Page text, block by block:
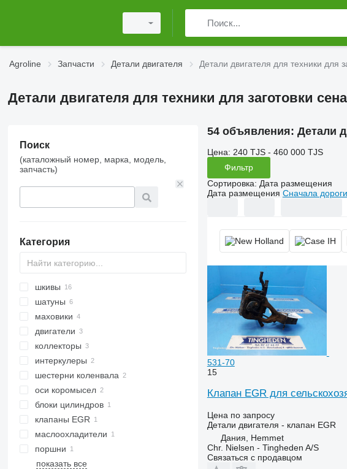
Agroline Запчасти Детали двигателя Детали двигателя для техники для
Детали двигателя для техники для заготовки сена
Поиск
(каталожный номер, марка, модель,
запчасть)
Категория
шкивы
шатуны
маховики
двигатели
коллекторы
интеркулеры
шестерни коленвала
оси коромысел
блоки цилиндров
клапаны EGR
маслоохладители
поршни
показать все
54 объявления: Детали
Цена: 240 TJS - 460 000 TJS
Фильтр
Сортировка: Дата размещения
Дата размещения Сначала
531-70
15
Клапан EGR для
Цена по запросу
Детали двигателя - клапан EGR
Дания, Hemmet
Chr. Nielsen - Tingheden A/S
Связаться с продавцом